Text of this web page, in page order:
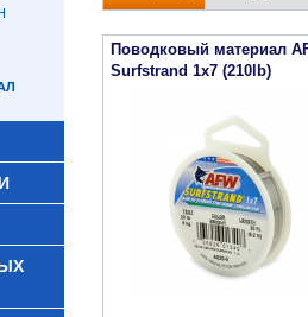
Поводковый материал
Surfstrand 1x7 (210lb)